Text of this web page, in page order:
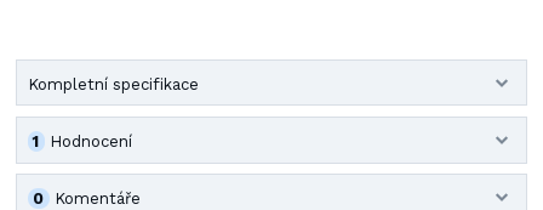
Kompletní specifikace
Hodnocení
1
Komentáře
0